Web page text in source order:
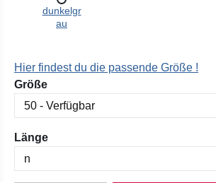
dunkelgr
au
Hier findest du die passende Größe !
Größeauswählen
Längeauswählen